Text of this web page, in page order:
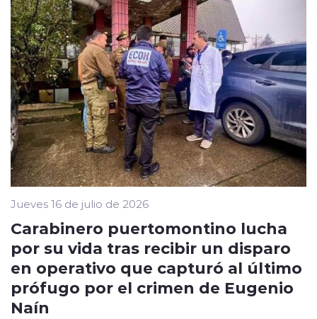
Jueves 16 de julio de 2026
Carabinero puertomontino lucha
por su vida tras recibir un disparo
en operativo que capturó al último
prófugo por el crimen de Eugenio
Naín